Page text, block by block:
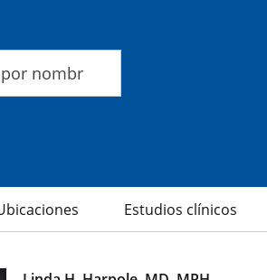
Estudios clínicos